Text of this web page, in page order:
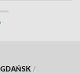
GDAŃSK /